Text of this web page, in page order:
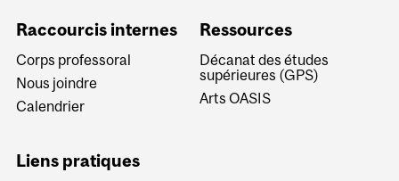
Raccourcis internes
Corps professoral
Nous joindre
Calendrier
Ressources
Décanat des études
supérieures (GPS)
Arts OASIS
Liens pratiques